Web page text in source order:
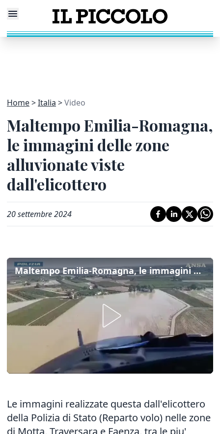
Home Italia Video
Maltempo Emilia-Romagna,
le immagini delle zone
alluvionate viste
dall'elicottero
20 settembre 2024
Maltempo Emilia-Romagna, le immagini delle zone alluvionate viste dall'elicottero
Le immagini realizzate questa dall'elicottero
della Polizia di Stato (Reparto volo) nelle zone
di Motta, Traversara e Faenza, tra le piu'